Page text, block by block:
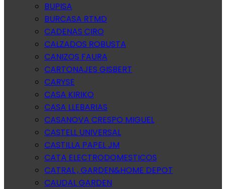
BUPISA
BURCASA RTMD
CADENAS CIRO
CALZADOS ROBUSTA
CANIZOS FAURA
CARTONAJES GISBERT
CARYSE
CASA KIRIKO
CASA LLEBARIAS
CASANOVA CRESPO MIGUEL
CASTELL UNIVERSAL
CASTILLA PAPEL JM
CATA ELECTRODOMESTICOS
CATRAL , GARDEN&HOME DEPOT
CAUDAL GARDEN